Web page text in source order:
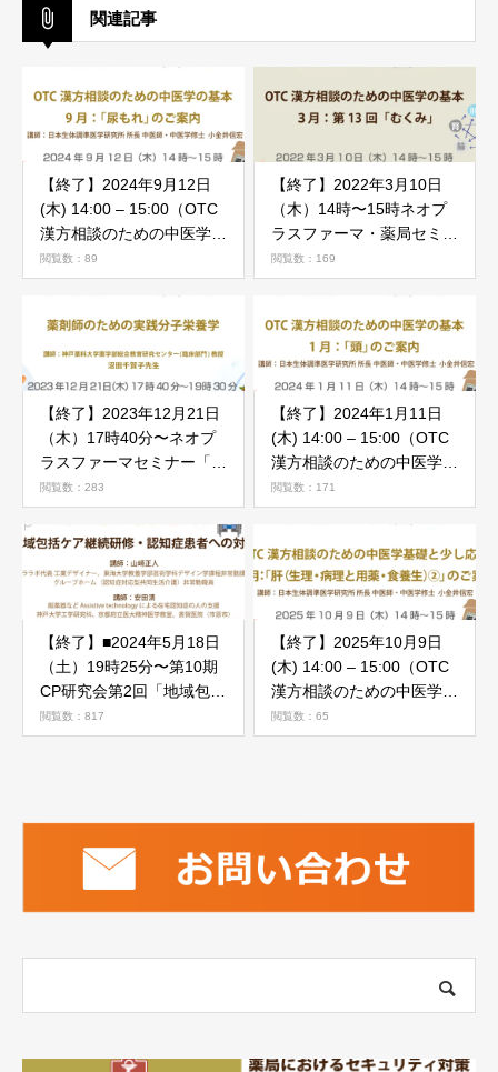
関連記事
【終了】2024年9月12日
(木) 14:00 – 15:00（OTC
漢方相談のための中医学の
基本）9月「尿もれ」のご
案内
閲覧数：89
【終了】2022年3月10日
（木）14時〜15時ネオプ
ラスファーマ・薬局セミナ
ー（OTC漢方相談のため
の中医学の基本3月：第13
閲覧数：169
【終了】2023年12月21日
（木）17時40分〜ネオプ
ラスファーマセミナー「薬
剤師のための実践分子栄養
学」
閲覧数：283
【終了】2024年1月11日
(木) 14:00 – 15:00（OTC
漢方相談のための中医学の
基本）1月「頭痛」
閲覧数：171
【終了】■2024年5月18日
（土）19時25分〜第10期
CP研究会第2回「地域包括
ケア継続研修・認知症患者
への対応」
閲覧数：817
【終了】2025年10月9日
(木) 14:00 – 15:00（OTC
漢方相談のための中医学基
礎と少し応用） 10月「肝
（生理・病理と用薬・食養
閲覧数：65